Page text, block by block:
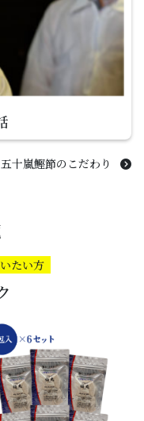
五十嵐鰹節のこだわり
たい方